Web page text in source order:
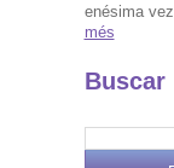
enésima
més
Buscar